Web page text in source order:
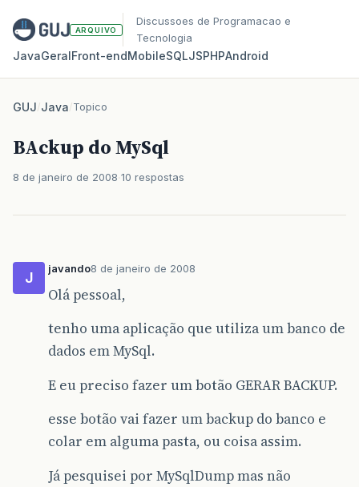
ARQUIVO
Discussoes de Programacao e
Tecnologia
JavaGeralFront‑endMobileSQLJSPHPAndroid
GUJ/Java/Topico
BAckup do MySql
8 de janeiro de 2008 10 respostas
J
javando8 de janeiro de 2008
Olá pessoal,
tenho uma aplicação que utiliza um banco de
dados em MySql.
E eu preciso fazer um botão GERAR BACKUP.
esse botão vai fazer um backup do banco e
colar em alguma pasta, ou coisa assim.
Já pesquisei por MySqlDump mas não